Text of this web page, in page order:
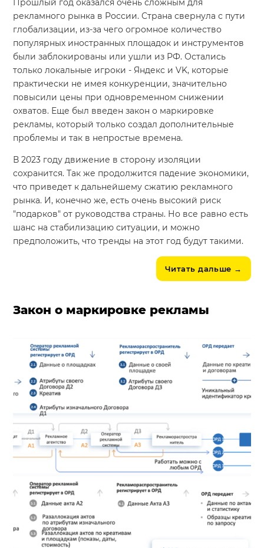
Прошлый год оказался очень сложным для
рекламного рынка в России. Страна свернула с пути
глобализации, из-за чего огромное количество
популярных иностранных площадок и инструментов
были заблокированы или ушли из РФ. Остались
только локальные игроки - Яндекс и VK, которые
практически не имея конкуренции, значительно
повысили цены при одновременном снижении
охватов. Еще был введен закон о маркировке
рекламы, который только создал дополнительные
проблемы и так в непростые времена.
В 2023 году движение в сторону изоляции
сохранится. Так же продолжится падение экономики,
что приведет к дальнейшему сжатию рекламного
рынка. И, конечно же, есть очень высокий риск
"подарков" от руководства страны. Но все равно есть
шанс на стабилизацию ситуации, и можно
предположить, что тренды на этот год будут такими.
Читать дальше →
Закон о маркировке рекламы